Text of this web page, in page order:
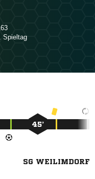
Spieltag
45’
SG WEILIMDORF